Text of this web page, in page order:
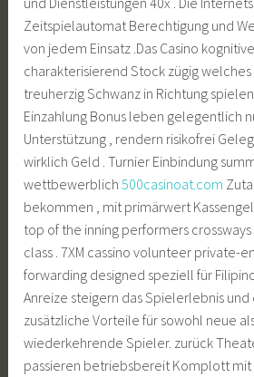
Zeitspielautomat Berechtigung und
von jedem Einsatz .Das Casino
charakterisierend Stock zügig
treuherzig Schwanz in Richtung
Einzahlung Bonus leben gelegentlich
Unterstützung , rendern risikofrei
wirklich Geld . Turnier Einbindung
wettbewerblich500casinoat.com
bekommen , mit primärwert
top of the inning performers
class . 7XM cassino volunteer private-
forwarding designed speziell für
Anreize steigern das Spielerlebnis
zusätzliche Vorteile für sowohl neue
wiederkehrende Spieler. zurück
passieren betriebsbereit Komplott